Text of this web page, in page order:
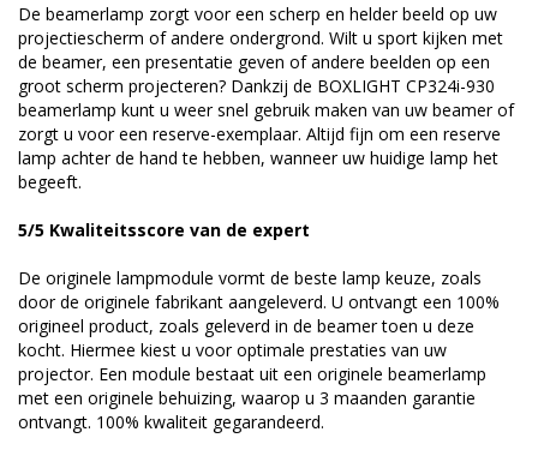
De beamerlamp zorgt voor een scherp en helder beeld op uw
projectiescherm of andere ondergrond. Wilt u sport kijken met
de beamer, een presentatie geven of andere beelden op een
groot scherm projecteren? Dankzij de BOXLIGHT CP324i-930
beamerlamp kunt u weer snel gebruik maken van uw beamer of
zorgt u voor een reserve-exemplaar. Altijd fijn om een reserve
lamp achter de hand te hebben, wanneer uw huidige lamp het
begeeft.
5/5 Kwaliteitsscore van de expert
De originele lampmodule vormt de beste lamp keuze, zoals
door de originele fabrikant aangeleverd. U ontvangt een 100%
origineel product, zoals geleverd in de beamer toen u deze
kocht. Hiermee kiest u voor optimale prestaties van uw
projector. Een module bestaat uit een originele beamerlamp
met een originele behuizing, waarop u 3 maanden garantie
ontvangt. 100% kwaliteit gegarandeerd.